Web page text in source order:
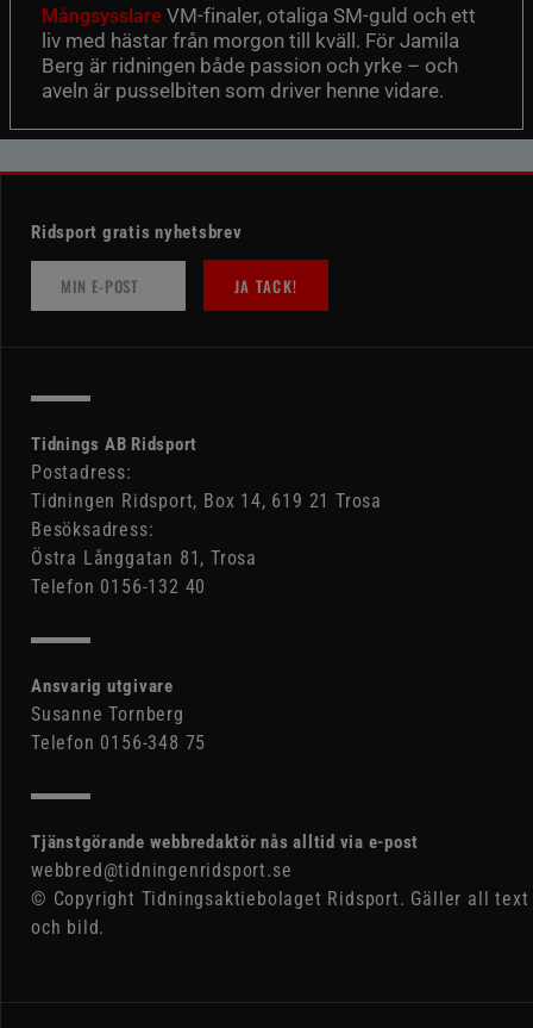
Mångsysslare VM-finaler, otaliga SM-guld och ett
liv med hästar från morgon till kväll. För Jamila
Berg är ridningen både passion och yrke – och
aveln är pusselbiten som driver henne vidare.
Ridsport gratis nyhetsbrev
JA TACK!
Tidnings AB Ridsport
Postadress:
Tidningen Ridsport, Box 14, 619 21 Trosa
Besöksadress:
Östra Långgatan 81, Trosa
Telefon 0156-132 40
Ansvarig utgivare
Susanne Tornberg
Telefon 0156-348 75
Tjänstgörande webbredaktör nås alltid via e-post
webbred@tidningenridsport.se
© Copyright Tidningsaktiebolaget Ridsport. Gäller all text
och bild.